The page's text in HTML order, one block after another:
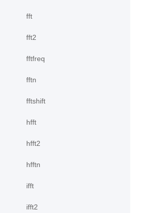
fft
fft2
fftfreq
fftn
fftshift
hfft
hfft2
hfftn
ifft
ifft2